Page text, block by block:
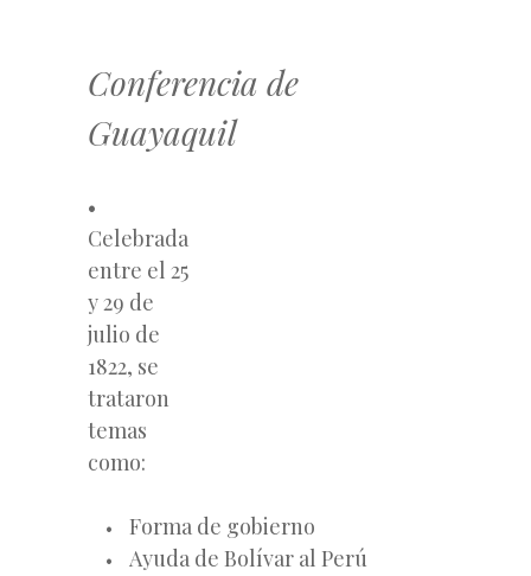
Conferencia de
Guayaquil
•
Celebrada
entre el 25
y 29 de
julio de
1822, se
trataron
temas
como:
Forma de gobierno
Ayuda de Bolívar al Perú